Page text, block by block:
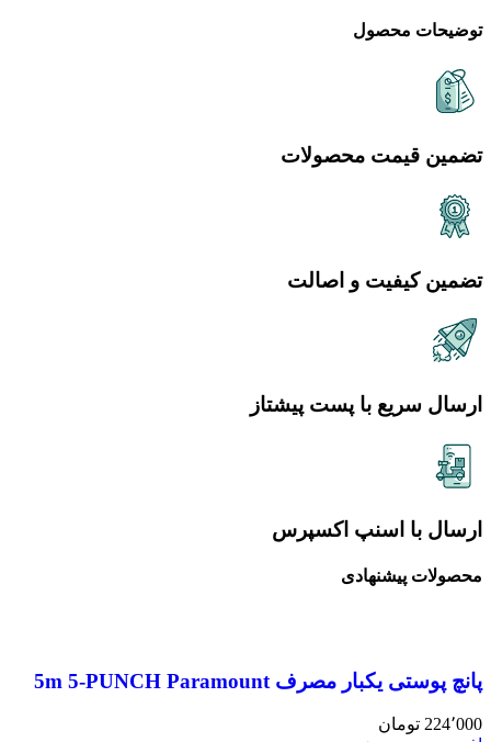
توضیحات محصول
تضمین قیمت محصولات
تضمین کیفیت و اصالت
ارسال سریع با پست پیشتاز
ارسال با اسنپ اکسپرس
محصولات پیشنهادی
پانچ پوستی یکبار مصرف 5m 5-PUNCH Paramount
224٬000 تومان